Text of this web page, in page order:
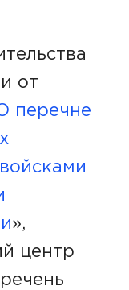
от
перечне
»,
центр